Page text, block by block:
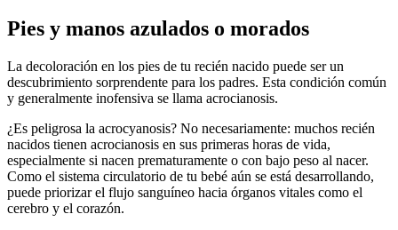
Pies y manos azulados o morados
La decoloración en los pies de tu recién nacido puede ser un
descubrimiento sorprendente para los padres. Esta condición común
y generalmente inofensiva se llama acrocianosis.
¿Es peligrosa la acrocyanosis? No necesariamente: muchos recién
nacidos tienen acrocianosis en sus primeras horas de vida,
especialmente si nacen prematuramente o con bajo peso al nacer.
Como el sistema circulatorio de tu bebé aún se está desarrollando,
puede priorizar el flujo sanguíneo hacia órganos vitales como el
cerebro y el corazón.